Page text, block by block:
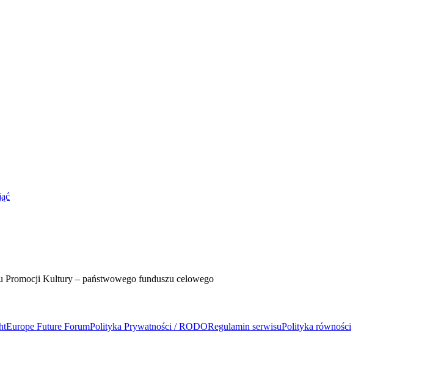
Kultury – państwowego funduszu celowego
Europe Future ForumPolityka Prywatności / RODORegulamin serwisuPolityka równości